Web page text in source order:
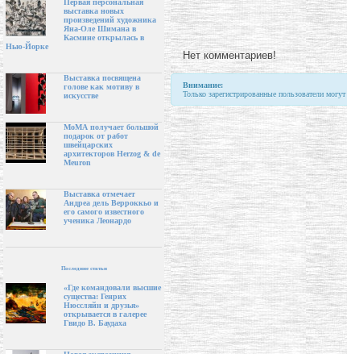
Первая персональная
выставка новых
произведений художника
Яна-Оле Шимана в
Касмине открылась в
Нью-Йорке
Выставка посвящена
голове как мотиву в
искусстве
МоМА получает большой
подарок от работ
швейцарских
архитекторов Herzog & de
Meuron
Выставка отмечает
Андреа дель Верроккьо и
его самого известного
ученика Леонардо
Последние статьи
«Где командовали высшие
существа: Генрих
Нюссляйн и друзья»
открывается в галерее
Гвидо В. Баудаха
Нет комментариев!
Внимание:
Только зарегистрированные пользователи